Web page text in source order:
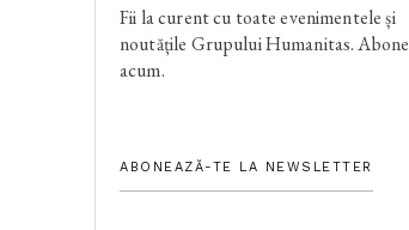
Fii la curent cu toate evenimentele și
noutățile Grupului Humanitas.
acum.
ABONEAZĂ-TE LA NEWSLETTER